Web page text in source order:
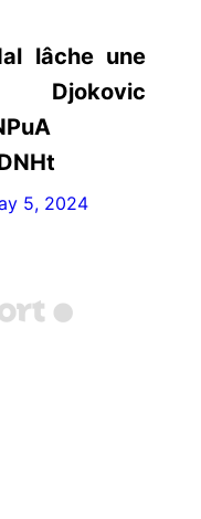
lâche une
5, 2024